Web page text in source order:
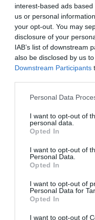
interest-based ads
us or personal
your opt-out. You may
disclosure of your
IAB’s list of downstream
also be disclosed by us
Downstream Participants
Personal Data
I want to opt-out of
personal data.
Opted In
I want to opt-out of
Personal Data.
Opted In
I want to opt-out of
Personal Data for
Opted In
I want to opt-out of
futuro?
– En la actualidad dirijo
detección precoz del
Muy Ilustre Colegio
Valencia. Los
detección precoz del
árbol de decisión
como marcadores
medicamentos, etc.
estos momentos, es
con mi labor docente
completo.
– ¿Alguna
de Farmacia?